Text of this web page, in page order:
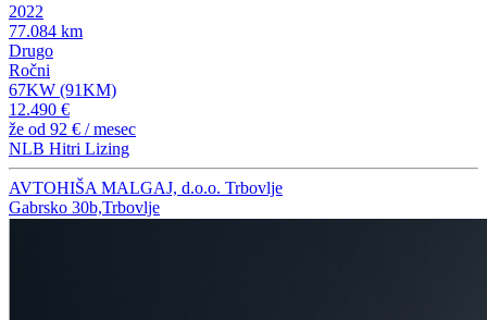
2022
77.084 km
Drugo
Ročni
67KW (91KM)
12.490 €
že od 92 € / mesec
NLB Hitri Lizing
AVTOHIŠA MALGAJ, d.o.o. Trbovlje
Gabrsko 30b,Trbovlje